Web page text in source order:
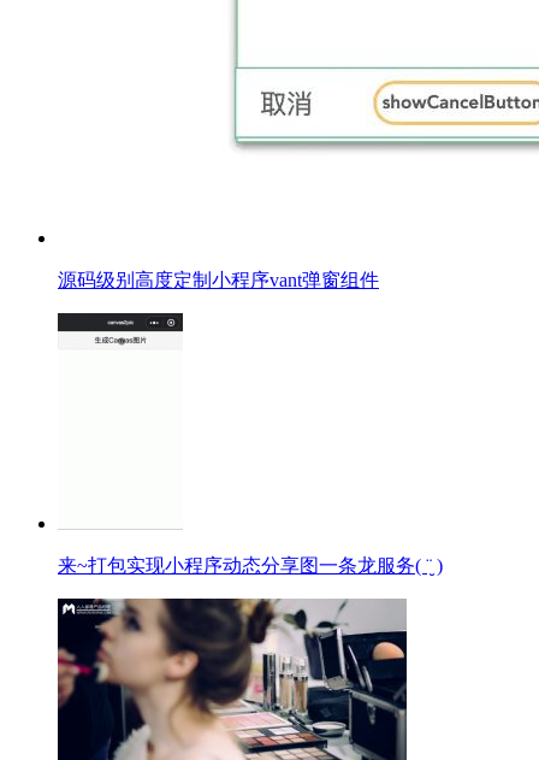
源码级别高度定制小程序vant弹窗组件
来~打包实现小程序动态分享图一条龙服务( ¨̮ )